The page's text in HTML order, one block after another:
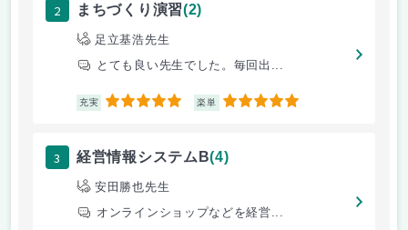
2 まちづくり演習(2)
足立基浩先生
とても良い先生でした。毎回出...
充実 5 楽単 5
3 経営情報システムB(4)
安田勝也先生
オンラインショップなどを経営...